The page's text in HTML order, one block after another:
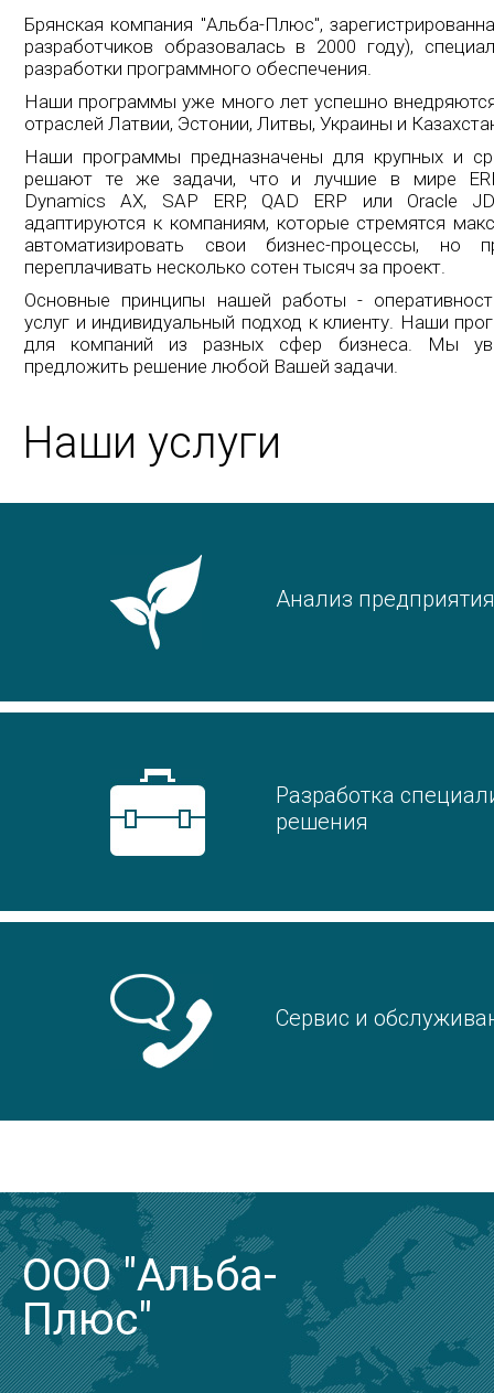
Брянская компания "Альба-Плюс",
разработчиков образовалась в 2000 году),
разработки программного обеспечения.
Наши программы уже много лет успешно
отраслей Латвии, Эстонии, Литвы, Украины и
Наши программы предназначены для крупных и
решают те же задачи, что и лучшие в мире
Dynamics AX, SAP ERP, QAD ERP или Oracle
адаптируются к компаниям, которые стремятся
автоматизировать свои бизнес-процессы,
переплачивать несколько сотен тысяч за проект.
Основные принципы нашей работы -
услуг и индивидуальный подход к клиенту. Наши
для компаний из разных сфер бизнеса. Мы
предложить решение любой Вашей задачи.
Наши услуги
Анализ предприятия
Разработка
решения
Сервис и
ООО "Альба-
Плюс"